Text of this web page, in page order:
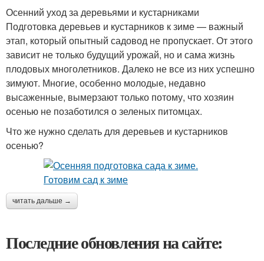
Осенний уход за деревьями и кустарниками
Подготовка деревьев и кустарников к зиме — важный
этап, который опытный садовод не пропускает. От этого
зависит не только будущий урожай, но и сама жизнь
плодовых многолетников. Далеко не все из них успешно
зимуют. Многие, особенно молодые, недавно
высаженные, вымерзают только потому, что хозяин
осенью не позаботился о зеленых питомцах.
Что же нужно сделать для деревьев и кустарников
осенью?
читать дальше →
Последние обновления на сайте: